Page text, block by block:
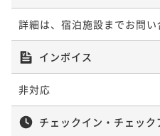
詳細は、宿泊施設までお問い
インボイス
非対応
チェックイン・チェック